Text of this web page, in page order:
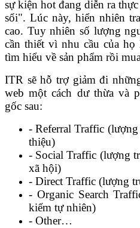
sự kiện hot đang diễn ra
sổi". Lúc này, hiển nhiên
cao. Tuy nhiên số lượng
cần thiết vì nhu cầu của
tìm hiểu về sản phẩm rồi
ITR sẽ hỗ trợ giảm đi
web một cách dư thừa và
gốc sau:
- Referral Traffic
thiệu)
- Social Traffic (lượng
xã hội)
- Direct Traffic (lượng
- Organic Search
kiếm tự nhiên)
- Other…